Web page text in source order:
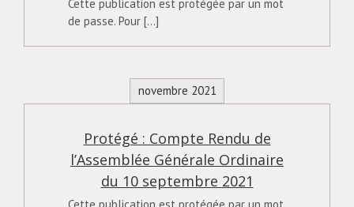
Cette publication est protégée par un mot
de passe. Pour [...]
novembre 2021
Protégé : Compte Rendu de
l’Assemblée Générale Ordinaire
du 10 septembre 2021